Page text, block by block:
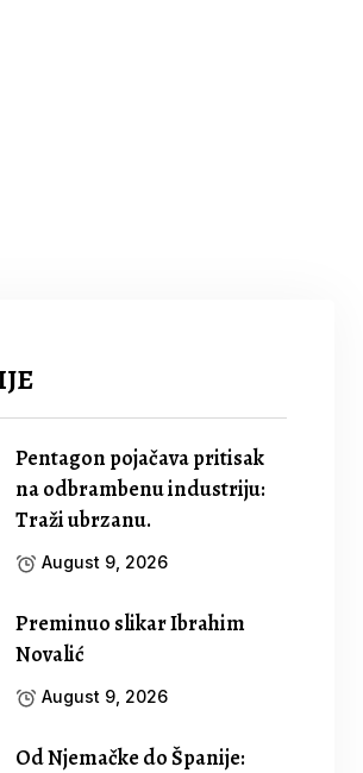
Pentagon pojačava pritisak
na odbrambenu industriju:
Traži ubrzanu.
August 9, 2026
Preminuo slikar Ibrahim
Novalić
August 9, 2026
Od Njemačke do Španije: